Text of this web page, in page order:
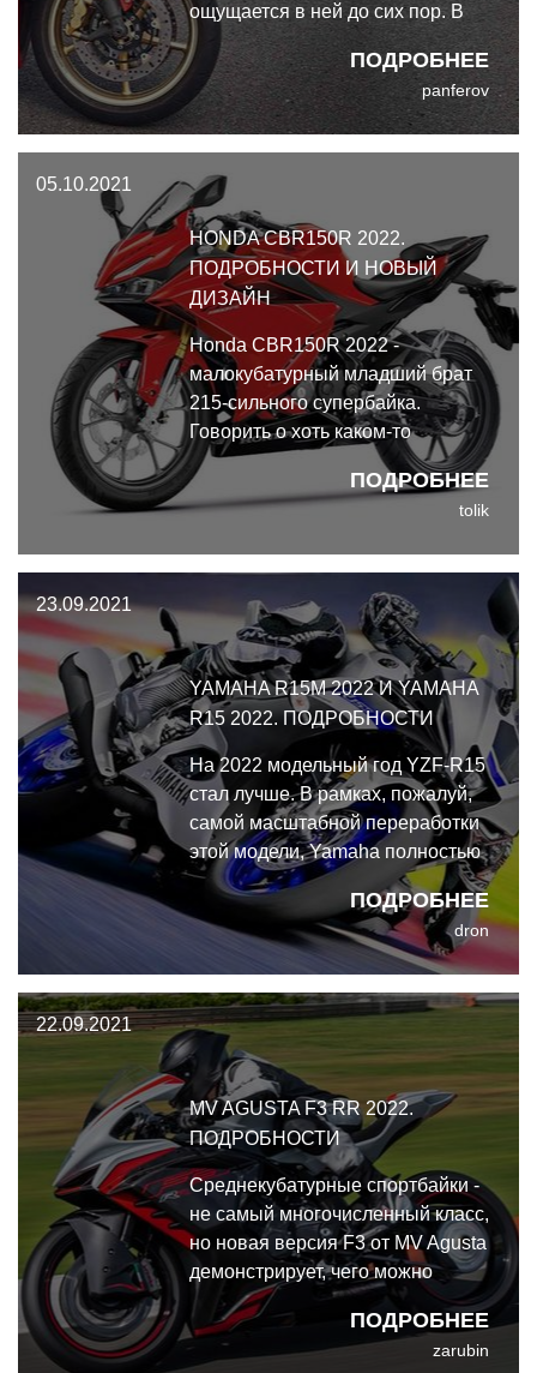
ПОДРОБНЕЕ
ощущается в ней до сих пор. В
новой версии ощущается
желание угодить всем и каждому,
сделать хороший мотоцикл для
дорог, трека и загородных трасс.
Встречайте Triumph Daytona 675
против Triumph Daytona 765
Moto2
panferov
05.10.2021
HONDA CBR150R 2022.
ПОДРОБНОСТИ И НОВЫЙ
ДИЗАЙН
ПОДРОБНЕЕ
Honda CBR150R 2022 -
малокубатурный младший брат
215-сильного супербайка.
Говорить о хоть каком-то
эквиваленте мощности или
управляемости здесь не
основан на обновлённом
Fireblade.
tolik
23.09.2021
YAMAHA R15M 2022 И YAMAHA
R15 2022. ПОДРОБНОСТИ
ПОДРОБНЕЕ
На 2022 модельный год YZF-R15
стал лучше. В рамках, пожалуй,
самой масштабной переработки
этой модели, Yamaha полностью
изменила дизайн облицовки R15,
сделав её ещё более похожей на
дизайн старших братьев.
dron
22.09.2021
MV AGUSTA F3 RR 2022.
ПОДРОБНОСТИ
ПОДРОБНЕЕ
Среднекубатурные спортбайки -
не самый многочисленный класс,
но новая версия F3 от MV Agusta
демонстрирует, чего можно
достичь, используя технологии
супербайков в небольших и
лёгких мотоциклах.
zarubin